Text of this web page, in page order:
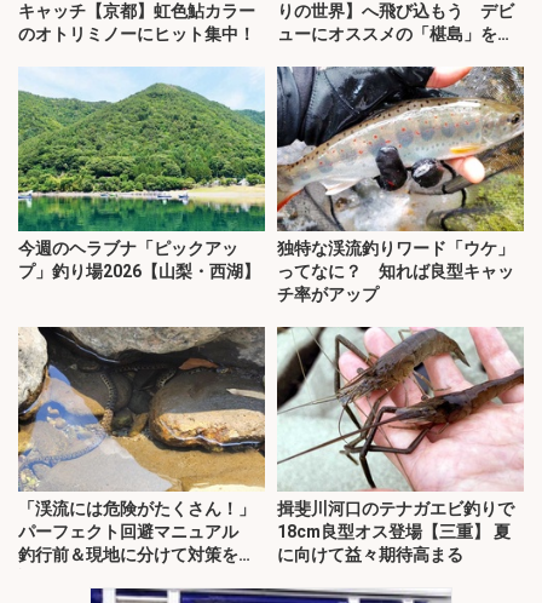
キャッチ【京都】虹色鮎カラー
のオトリミノーにヒット集中！
りの世界】へ飛び込もう デビ
ューにオススメの「椹島」を紹
今週のヘラブナ「ピックアッ
プ」釣り場2026【山梨・西湖】
独特な渓流釣りワード「ウケ」
ってなに？ 知れば良型キャッ
チ率がアップ
「渓流には危険がたくさん！」
パーフェクト回避マニュアル
釣行前＆現地に分けて対策を解
揖斐川河口のテナガエビ釣りで
18cm良型オス登場【三重】 夏
に向けて益々期待高まる